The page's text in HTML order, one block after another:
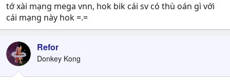
tớ xài mạng mega vnn, hok bik cái sv có thù oán gì với
cái mạng này hok =.=
Refor
Donkey Kong